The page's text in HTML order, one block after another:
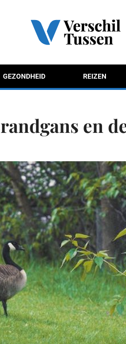
GEZONDHEID REIZEN
en